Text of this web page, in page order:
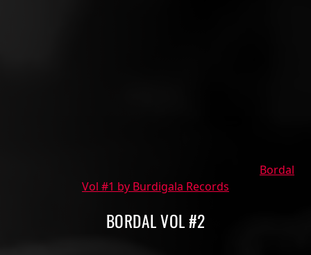
Bordal
Vol #1 by Burdigala Records
BORDAL VOL #2